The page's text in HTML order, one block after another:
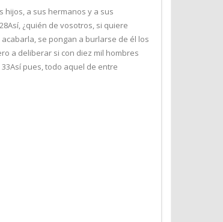
hijos, a sus hermanos y a sus
¿quién de vosotros, si quiere
se pongan a burlarse de él los
a deliberar si con diez mil hombres
pues, todo aquel de entre